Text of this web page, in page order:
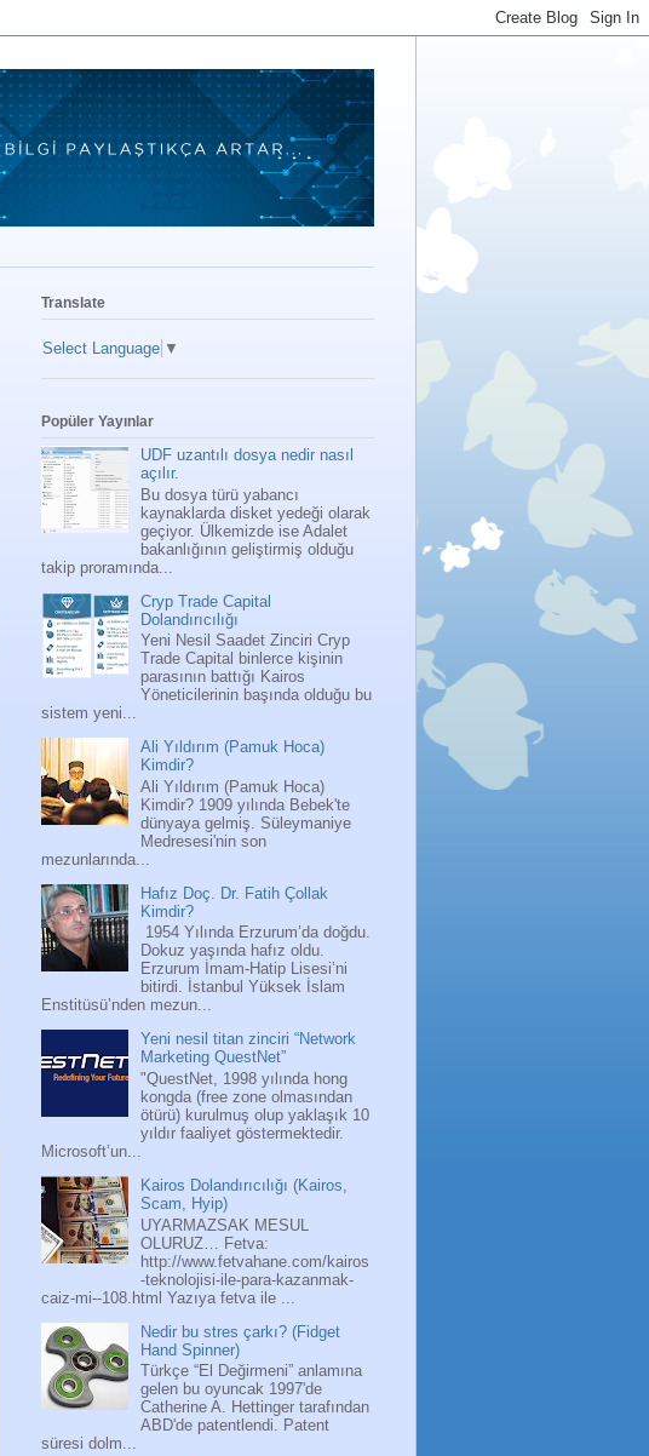
Translate
Select Language ▼
Popüler Yayınlar
UDF uzantılı dosya nedir nasıl
açılır.
Bu dosya türü yabancı
kaynaklarda disket yedeği olarak
geçiyor. Ülkemizde ise Adalet
bakanlığının geliştirmiş olduğu
takip proramında...
Cryp Trade Capital
Dolandırıcılığı
Yeni Nesil Saadet Zinciri Cryp
Trade Capital binlerce kişinin
parasının battığı Kairos
Yöneticilerinin başında olduğu bu
sistem yeni...
Ali Yıldırım (Pamuk Hoca)
Kimdir?
Ali Yıldırım (Pamuk Hoca)
Kimdir? 1909 yılında Bebek'te
dünyaya gelmiş. Süleymaniye
Medresesi'nin son
mezunlarında...
Hafız Doç. Dr. Fatih Çollak
Kimdir?
1954 Yılında Erzurum’da doğdu.
Dokuz yaşında hafız oldu.
Erzurum İmam-Hatip Lisesi’ni
bitirdi. İstanbul Yüksek İslam
Enstitüsü’nden mezun...
Yeni nesil titan zinciri “Network
Marketing QuestNet”
"QuestNet, 1998 yılında hong
kongda (free zone olmasından
ötürü) kurulmuş olup yaklaşık 10
yıldır faaliyet göstermektedir.
Microsoft’un...
Kairos Dolandırıcılığı (Kairos,
Scam, Hyip)
UYARMAZSAK MESUL
OLURUZ… Fetva:
http://www.fetvahane.com/kairos
-teknolojisi-ile-para-kazanmak-
caiz-mi--108.html Yazıya fetva ile ...
Nedir bu stres çarkı? (Fidget
Hand Spinner)
Türkçe “El Değirmeni” anlamına
gelen bu oyuncak 1997'de
Catherine A. Hettinger tarafından
ABD'de patentlendi. Patent
süresi dolm...